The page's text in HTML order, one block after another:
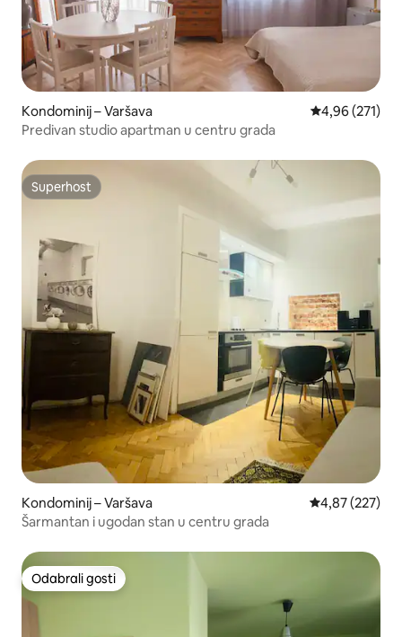
Kondominij – Varšava Prosječna
4,96 (271)
Predivan studio apartman u centru grada
Superhost
Superhost
Kondominij – Varšava Prosječna
4,87 (227)
Šarmantan i ugodan stan u centru grada
Odabrali gosti
Odabrali gosti